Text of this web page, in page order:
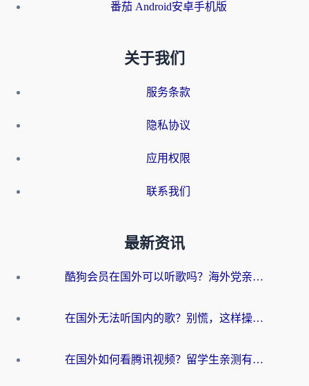
番茄 Android安卓手机版
关于我们
服务条款
隐私协议
应用权限
联系我们
最新资讯
酷狗会员在国外可以听歌吗？海外党亲测有效：3步解决音乐权限难题
在国外无法听国内的歌？别慌，这样操作就能畅听QQ音乐（附亲测加速器推荐）
在国外如何看腾讯视频？留学生亲测有效的回国加速方案